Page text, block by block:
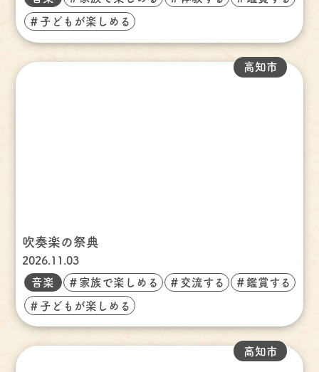
＃子どもが楽しめる
吹奏楽の祭典
2026.11.03
高知市
音楽 ＃家族で楽しめる ＃交流する ＃鑑賞する
＃子どもが楽しめる
高知市